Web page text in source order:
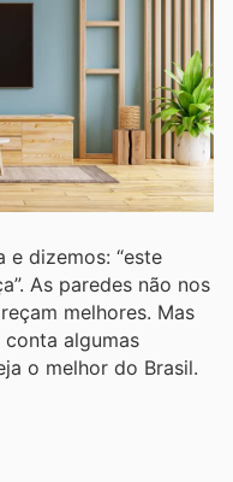
e dizemos: “este
As paredes não nos
melhores. Mas
algumas
o melhor do Brasil.